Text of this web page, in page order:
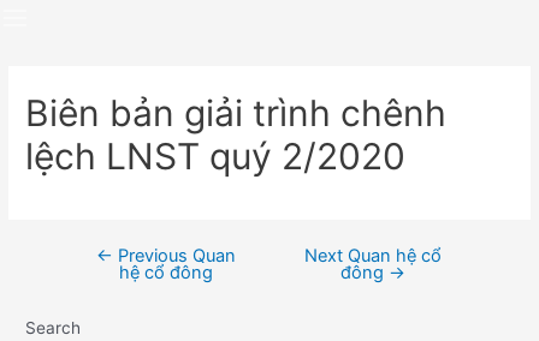
Biên bản giải trình chênh
lệch LNST quý 2/2020
navigation
← Previous Quan
hệ cổ đông
Next Quan hệ cổ
đông →
Search